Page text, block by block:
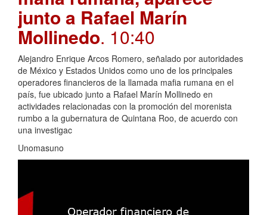
junto a Rafael Marín
Mollinedo. 10:40
Alejandro Enrique Arcos Romero, señalado por autoridades
de México y Estados Unidos como uno de los principales
operadores financieros de la llamada mafia rumana en el
país, fue ubicado junto a Rafael Marín Mollinedo en
actividades relacionadas con la promoción del morenista
rumbo a la gubernatura de Quintana Roo, de acuerdo con
una investigac
Unomasuno